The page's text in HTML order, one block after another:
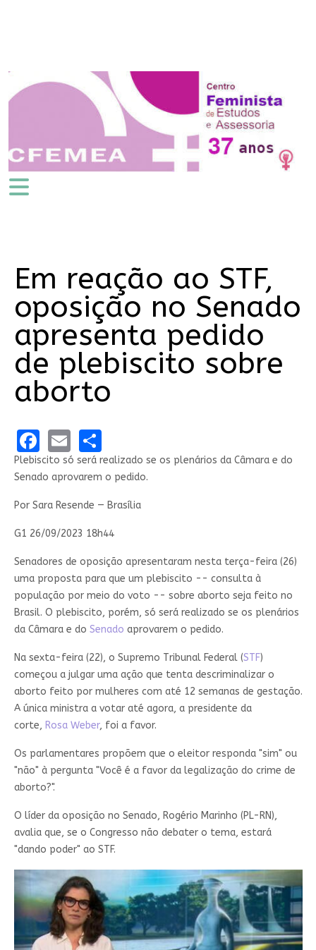
Em reação ao STF,
oposição no Senado
apresenta pedido
de plebiscito sobre
aborto
Facebook
EmailShare
Plebiscito só será realizado se os plenários da Câmara e do
Senado aprovarem o pedido.
Por Sara Resende — Brasília
G1 26/09/2023 18h44
Senadores de oposição apresentaram nesta terça-feira (26)
uma proposta para que um plebiscito -- consulta à
população por meio do voto -- sobre aborto seja feito no
Brasil. O plebiscito, porém, só será realizado se os plenários
da Câmara e do Senado aprovarem o pedido.
Na sexta-feira (22), o Supremo Tribunal Federal (STF)
começou a julgar uma ação que tenta descriminalizar o
aborto feito por mulheres com até 12 semanas de gestação.
A única ministra a votar até agora, a presidente da
corte, Rosa Weber, foi a favor.
Os parlamentares propõem que o eleitor responda "sim" ou
"não" à pergunta "Você é a favor da legalização do crime de
aborto?".
O líder da oposição no Senado, Rogério Marinho (PL-RN),
avalia que, se o Congresso não debater o tema, estará
"dando poder" ao STF.